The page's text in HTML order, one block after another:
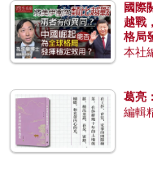
國際
越戰
格局
本社
葛亮
編輯